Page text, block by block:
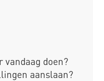
vandaag doen?
aanslaan?